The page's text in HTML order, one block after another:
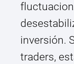
inversión.
traders,